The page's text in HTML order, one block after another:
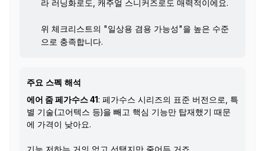
라 러닝화로도, 캐주얼 스니커즈로도 매력적이에요.
위 체크리스트의 "일상용 겸용 가능성"을 높은 수준
으로 충족합니다.
주요 스펙 해석
에어 줌 페가수스 41: 페가수스 시리즈의 표준 버전으로, 특
별 기술(고어텍스 등)을 빼고 핵심 기능만 탑재했기 때문
에 가격이 낮아요.
기능 저하는 거의 없고 선택지만 줄어든 거죠.